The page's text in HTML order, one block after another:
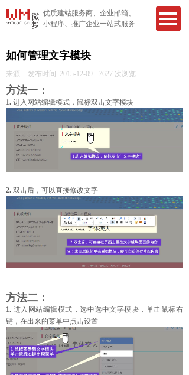
如何管理文字模块
来源: 发布时间: 2015-12-09 7627 次浏览
方法一：
1. 进入网站编辑模式，鼠标双击文字模块
2. 双击后，可以直接修改文字
方法二：
1. 进入网站编辑模式，选中选中文字模块，单击鼠标右
键，在出来的菜单中点击设置
优质建站服务商、企业邮箱、
小程序、推广企业一站式服务